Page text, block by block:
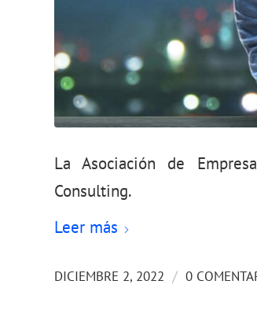
La Asociación de
Consulting.
Leer más
DICIEMBRE 2, 2022 / 0